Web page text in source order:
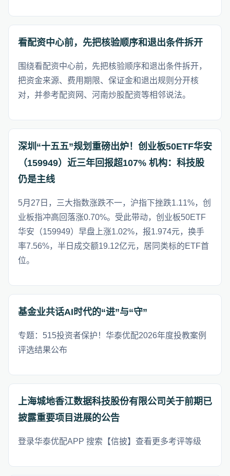
看配资中心前，先把核验顺序和退出条件拆开
围绕看配资中心前，先把核验顺序和退出条件拆开，
把资金来源、费用期限、保证金和退出规则分开核
对，并参考配资网、河南炒股配资等相邻说法。
深圳“十五五”规划重磅出炉！创业板50ETF华安
（159949）近三年回报超107% 机构：科技股
仍是主线
5月27日，三大指数涨跌不一，沪指下挫跌1.11%，创
业板指冲高回落涨0.70%。受此带动，创业板50ETF
华安（159949）早盘上涨1.02%，报1.974元，换手
率7.56%，半日成交额19.12亿元，居同类标的ETF首
位。
基金业共话AI时代的“进”与“守”
专题：515投资者保护！华泰优配2026年度投教案例
评选结果公布
上海城地香江数据科技股份有限公司关于前期已
披露重要项目进展的公告
登录华泰优配APP 搜索【信披】查看更多考评等级